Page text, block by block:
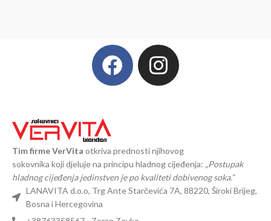
Tim firme VerVita otkriva prednosti njihovog
sokovnika koji djeluje na principu hladnog cijeđenja: „Postupak
hladnog cijeđenja jedinstven je po kvaliteti dobivenog soka.”
LANAVITA d.o.o, Trg Ante Starčevića 7A, 88220, Široki Brijeg,
Bosna i Hercegovina